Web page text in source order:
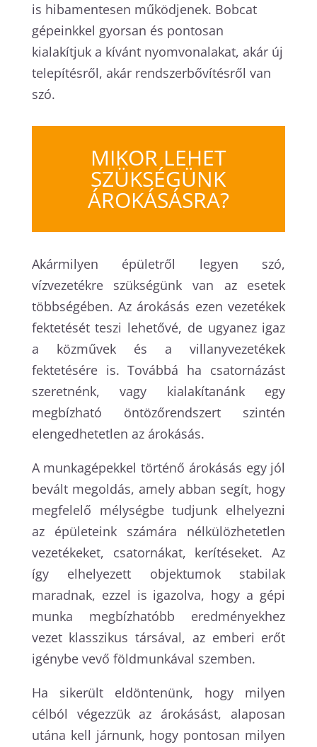
is hibamentesen működjenek. Bobcat
gépeinkkel gyorsan és pontosan
kialakítjuk a kívánt nyomvonalakat, akár új
telepítésről, akár rendszerbővítésről van
szó.
MIKOR LEHET
SZÜKSÉGÜNK
ÁROKÁSÁSRA?
Akármilyen épületről legyen szó,
vízvezetékre szükségünk van az esetek
többségében. Az árokásás ezen vezetékek
fektetését teszi lehetővé, de ugyanez igaz
a közművek és a villanyvezetékek
fektetésére is. Továbbá ha csatornázást
szeretnénk, vagy kialakítanánk egy
megbízható öntözőrendszert szintén
elengedhetetlen az árokásás.
A munkagépekkel történő árokásás egy jól
bevált megoldás, amely abban segít, hogy
megfelelő mélységbe tudjunk elhelyezni
az épületeink számára nélkülözhetetlen
vezetékeket, csatornákat, kerítéseket. Az
így elhelyezett objektumok stabilak
maradnak, ezzel is igazolva, hogy a gépi
munka megbízhatóbb eredményekhez
vezet klasszikus társával, az emberi erőt
igénybe vevő földmunkával szemben.
Ha sikerült eldöntenünk, hogy milyen
célból végezzük az árokásást, alaposan
utána kell járnunk, hogy pontosan milyen